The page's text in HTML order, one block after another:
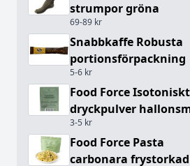
strumpor gröna
69-89 kr
Snabbkaffe Robusta
portionsförpackning
5-6 kr
Food Force Isotoniskt
dryckpulver
3-5 kr
Food Force Pasta
carbonara frystorkad